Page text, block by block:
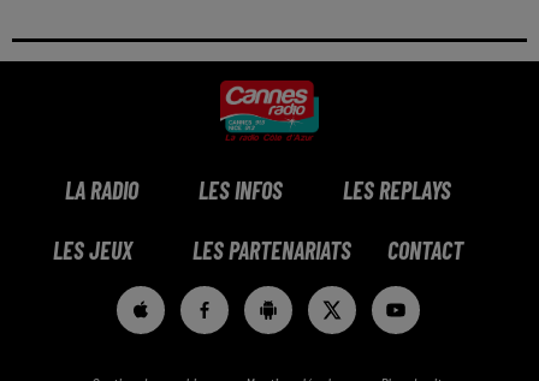
LA RADIO LES INFOS LES REPLAYS
LES JEUX LES PARTENARIATS CONTACT